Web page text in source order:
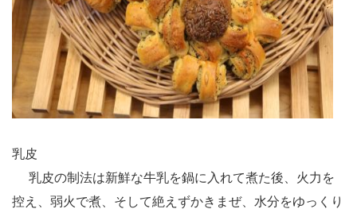
乳皮
乳皮の制法は新鮮な牛乳を鍋に入れて煮た後、火力を
控え、弱火で煮、そして絶えずかきまぜ、水分をゆっくり